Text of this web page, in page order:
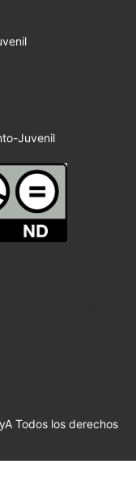
Juvenil
Todos los derechos